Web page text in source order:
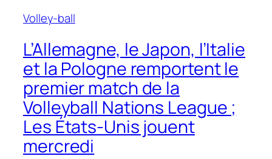
Volley-ball
L’Allemagne, le Japon, l’Italie
et la Pologne remportent le
premier match de la
Volleyball Nations League ;
Les États-Unis jouent
mercredi